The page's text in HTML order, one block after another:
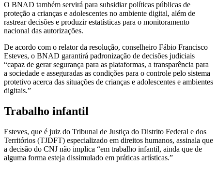
O BNAD também servirá para subsidiar políticas públicas de
proteção a crianças e adolescentes no ambiente digital, além de
rastrear decisões e produzir estatísticas para o monitoramento
nacional das autorizações.
De acordo com o relator da resolução, conselheiro Fábio Francisco
Esteves, o BNAD garantirá padronização de decisões judiciais
“capaz de gerar segurança para as plataformas, a transparência para
a sociedade e asseguradas as condições para o controle pelo sistema
protetivo acerca das situações de crianças e adolescentes e ambientes
digitais.”
Trabalho infantil
Esteves, que é juiz do Tribunal de Justiça do Distrito Federal e dos
Territórios (TJDFT) especializado em direitos humanos, assinala que
a decisão do CNJ não implica “em trabalho infantil, ainda que de
alguma forma esteja dissimulado em práticas artísticas.”